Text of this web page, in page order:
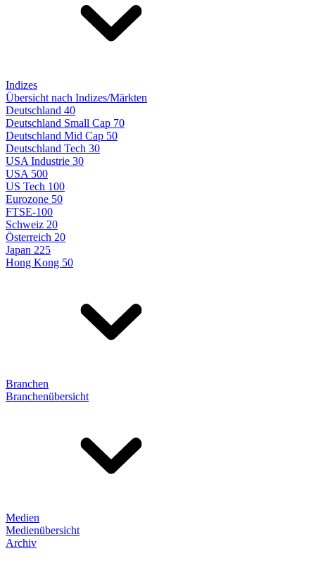
Indizes
Übersicht nach Indizes/Märkten
Deutschland 40
Deutschland Small Cap 70
Deutschland Mid Cap 50
Deutschland Tech 30
USA Industrie 30
USA 500
US Tech 100
Eurozone 50
FTSE-100
Schweiz 20
Österreich 20
Japan 225
Hong Kong 50
Branchen
Branchenübersicht
Medien
Medienübersicht
Archiv